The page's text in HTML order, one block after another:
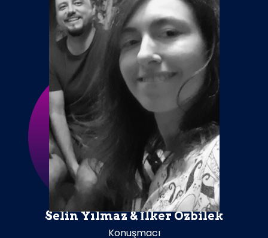
Selin Yılmaz & İlker Özbilek
Konuşmacı